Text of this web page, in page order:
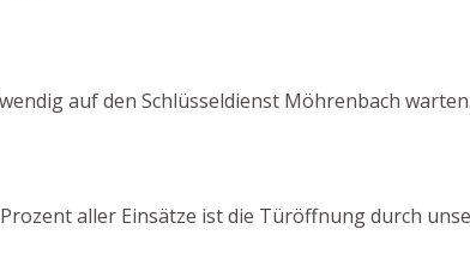
auf den Schlüsseldienst Möhrenbach warten.
aller Einsätze ist die Türöffnung durch